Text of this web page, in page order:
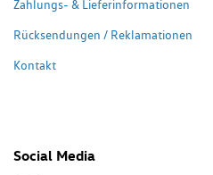
Zahlungs- & Lieferinformationen
Rücksendungen / Reklamationen
Kontakt
Social Media